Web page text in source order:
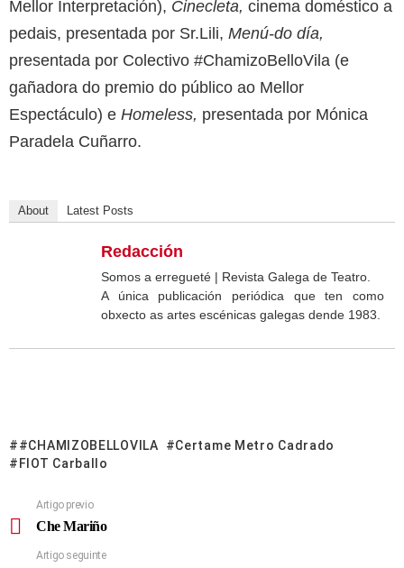
Mellor Interpretación), Cinecleta, cinema doméstico a
pedais, presentada por Sr.Lili, Menú-do día,
presentada por Colectivo #ChamizoBelloVila (e
gañadora do premio do público ao Mellor
Espectáculo) e Homeless, presentada por Mónica
Paradela Cuñarro.
About Latest Posts
Redacción
Somos a erregueté | Revista Galega de Teatro.
A única publicación periódica que ten como
obxecto as artes escénicas galegas dende 1983.
#CHAMIZOBELLOVILA
Certame Metro Cadrado
FIOT Carballo
Artigo previo
Che Mariño
Artigo seguinte